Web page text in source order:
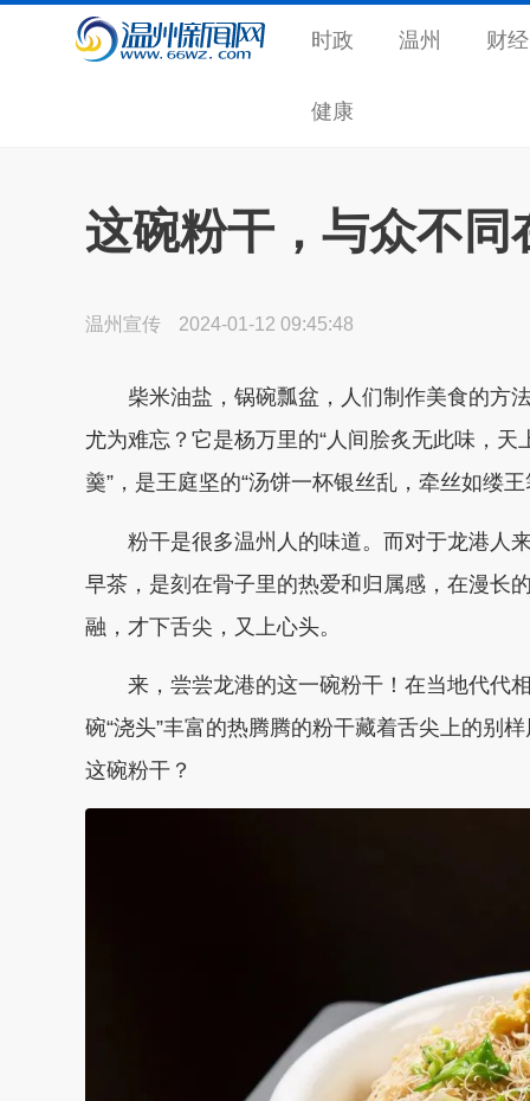
时政 温州 财经
健康
这碗粉干，与众不同
温州宣传 2024-01-12 09:45:48
柴米油盐，锅碗瓢盆，人们制作美食的方
尤为难忘？它是杨万里的“人间脍炙无此味，
羹”，是王庭坚的“汤饼一杯银丝乱，牵丝如缕
粉干是很多温州人的味道。而对于龙港人
早茶，是刻在骨子里的热爱和归属感，在漫长
融，才下舌尖，又上心头。
来，尝尝龙港的这一碗粉干！在当地代代
碗“浇头”丰富的热腾腾的粉干藏着舌尖上的别
这碗粉干？